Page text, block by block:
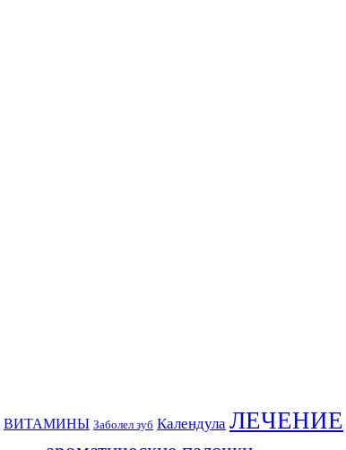
ВИТАМИНЫ Заболел зуб Календула ЛЕЧЕНИЕ